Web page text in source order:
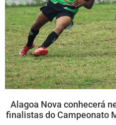
Alagoa Nova conhecerá
finalistas do Campeonato